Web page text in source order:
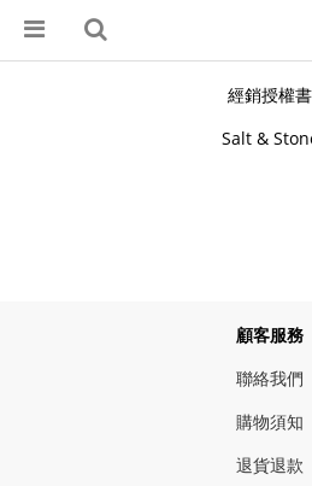
經銷授權書
Salt &
顧客服務
聯絡我們
購物須知
退貨退款